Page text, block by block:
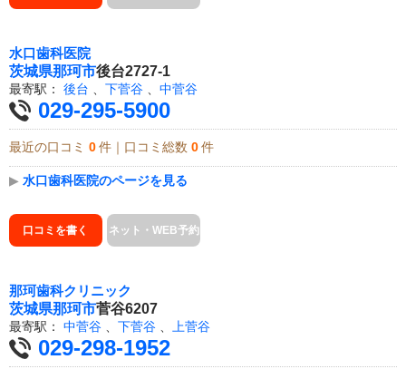
水口歯科医院
茨城県那珂市後台2727-1
最寄駅： 後台 下菅谷 中菅谷
029-295-5900
最近の口コミ 0 件｜口コミ総数 0 件
▶ 水口歯科医院のページを見る
口コミを書く ネット・WEB予約
那珂歯科クリニック
茨城県那珂市菅谷6207
最寄駅： 中菅谷 下菅谷 上菅谷
029-298-1952